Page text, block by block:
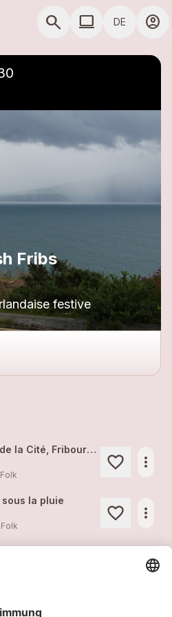
search COMPUTER
computer DE account_circle
Fribs
festive
Live @ Théâtre de la Cité, Fribourg, 28.03.2025
more_horiz
la pluie
more_horiz
more_horiz
close